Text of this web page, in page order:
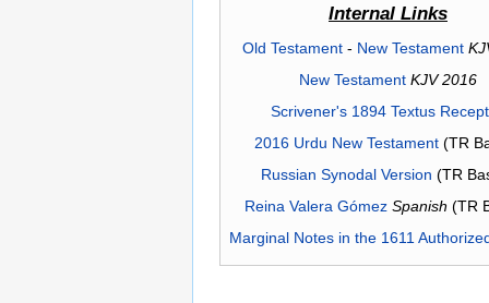
Internal Links
Old Testament- New Testament
New Testament KJV 2016
Scrivener's 1894 Textus
2016 Urdu New Testament(TR
Russian Synodal Version (TR
Reina Valera Gómez Spanish (TR
Marginal Notes in the 1611